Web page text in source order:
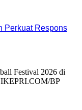
Perkuat Respons